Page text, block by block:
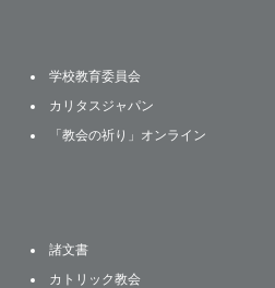
学校教育委員会
カリタスジャパン
「教会の祈り」オンライン
諸文書
カトリック教会